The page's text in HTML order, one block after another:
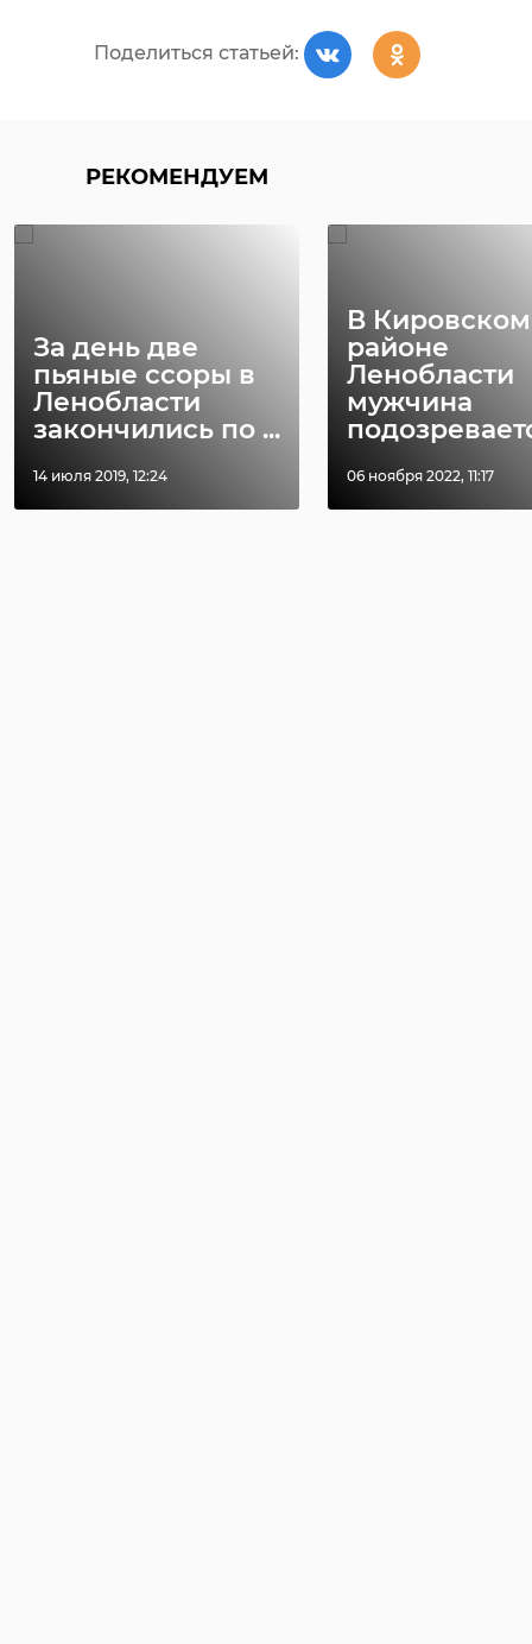
Поделиться статьей:
РЕКОМЕНДУЕМ
За день две
пьяные ссоры в
Ленобласти
закончились по ...
14 июля 2019, 12:24
В Кировском
районе
Ленобласти
мужчина
06 ноября 2022, 11:17